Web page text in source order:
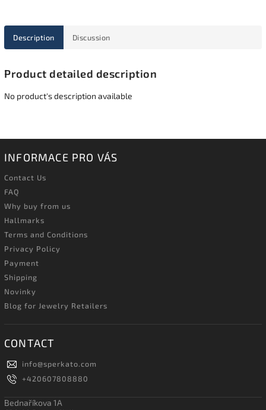
Description Discussion
Product detailed description
No product's description available
INFORMACE PRO VÁS
Contact Us
FAQ
Why buy from us
Hallmarks
Terms and Conditions
Privacy Policy
Payment
Shipping
Novinky
Blog for Jewelry Retailers
CONTACT
info@sperkato.com
+420607808880
Bednaříkova 1A